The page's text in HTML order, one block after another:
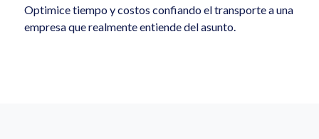
Optimice tiempo y costos confiando el transporte a una
empresa que realmente entiende del asunto.